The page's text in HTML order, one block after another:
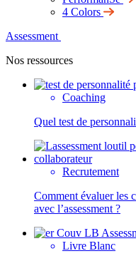
4 Colors
Assessment
Nos ressources
Coaching
Quel test de
Recrutement
Comment évaluer les
avec l’assessment ?
Livre Blanc